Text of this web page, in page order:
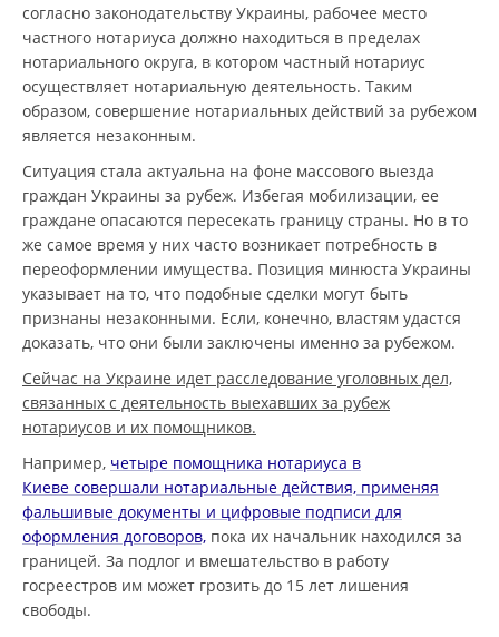
согласно законодательству Украины, рабочее место
частного нотариуса должно находиться в пределах
нотариального округа, в котором частный нотариус
осуществляет нотариальную деятельность. Таким
образом, совершение нотариальных действий за рубежом
является незаконным.
Ситуация стала актуальна на фоне массового выезда
граждан Украины за рубеж. Избегая мобилизации, ее
граждане опасаются пересекать границу страны. Но в то
же самое время у них часто возникает потребность в
переоформлении имущества. Позиция минюста Украины
указывает на то, что подобные сделки могут быть
признаны незаконными. Если, конечно, властям удастся
доказать, что они были заключены именно за рубежом.
Сейчас на Украине идет расследование уголовных дел,
связанных с деятельность выехавших за рубеж
нотариусов и их помощников.
Например, четыре помощника нотариуса в
Киеве совершали нотариальные действия, применяя
фальшивые документы и цифровые подписи для
оформления договоров, пока их начальник находился за
границей. За подлог и вмешательство в работу
госреестров им может грозить до 15 лет лишения
свободы.